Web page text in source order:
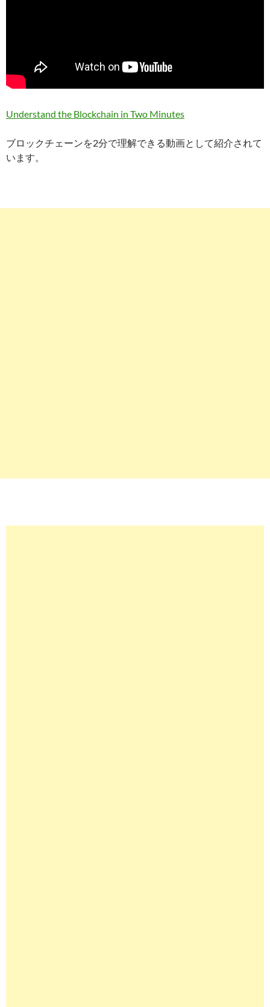
Understand the Blockchain in Two Minutes
ブロックチェーンを2分で理解できる動画として紹介されて
います。